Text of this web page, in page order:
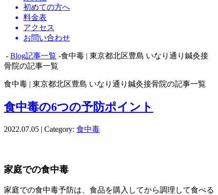
初めての方へ
料金表
アクセス
お問い合わせ
- Blog記事一覧 -食中毒 | 東京都北区豊島 いなり通り鍼灸接
骨院の記事一覧
食中毒 | 東京都北区豊島 いなり通り鍼灸接骨院の記事一覧
食中毒の6つの予防ポイント
2022.07.05 | Category: 食中毒
家庭での食中毒
家庭での食中毒予防は、食品を購入してから調理して食べる